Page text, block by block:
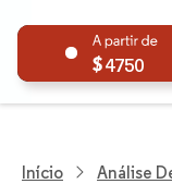
4750
Início Análise